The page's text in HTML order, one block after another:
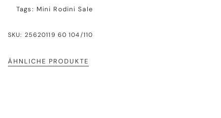
Tags: Mini Rodini Sale
SKU: 25620119 60 104/110
ÄHNLICHE PRODUKTE